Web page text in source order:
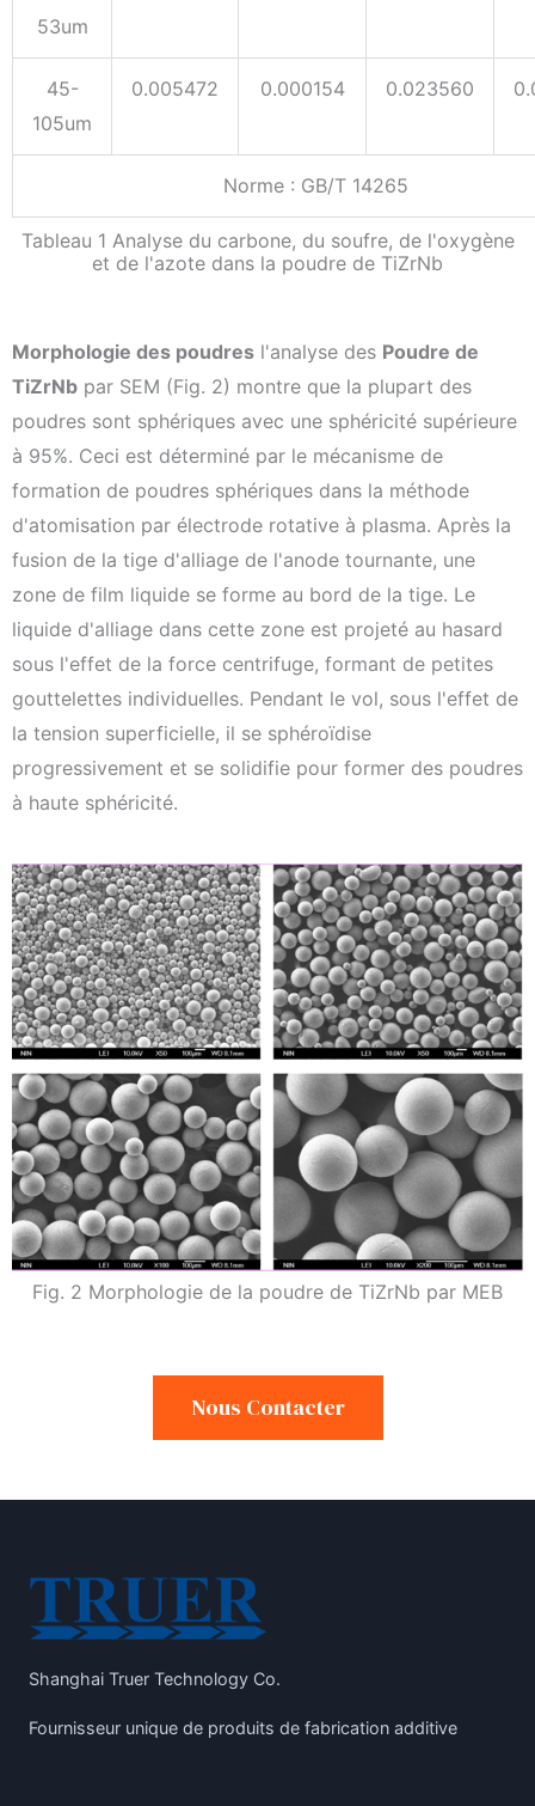
53um
45-
105um
0.005472 0.000154 0.023560
Norme : GB/T 14265
Tableau 1 Analyse du carbone, du soufre, de l'oxygène
et de l'azote dans la poudre de TiZrNb
Morphologie des poudres l'analyse des Poudre de
TiZrNb par SEM (Fig. 2) montre que la plupart des
poudres sont sphériques avec une sphéricité supérieure
à 95%. Ceci est déterminé par le mécanisme de
formation de poudres sphériques dans la méthode
d'atomisation par électrode rotative à plasma. Après la
fusion de la tige d'alliage de l'anode tournante, une
zone de film liquide se forme au bord de la tige. Le
liquide d'alliage dans cette zone est projeté au hasard
sous l'effet de la force centrifuge, formant de petites
gouttelettes individuelles. Pendant le vol, sous l'effet de
la tension superficielle, il se sphéroïdise
progressivement et se solidifie pour former des poudres
à haute sphéricité.
Fig. 2 Morphologie de la poudre de TiZrNb par MEB
Nous Contacter
Shanghai Truer Technology Co.
Fournisseur unique de produits de fabrication additive